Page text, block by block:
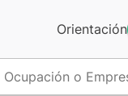
Orientación